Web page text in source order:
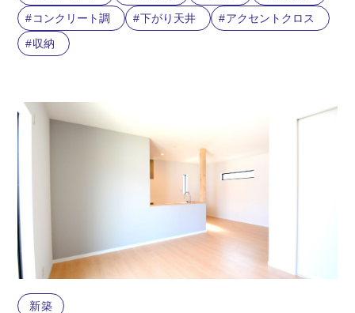
コンクリート調
下がり天井
アクセントクロス
収納
新築